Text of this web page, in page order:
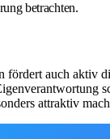
betrachten.
auch
attraktiv